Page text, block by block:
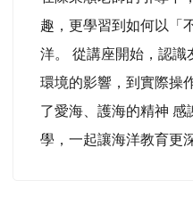
趣，更學習到如何以「
洋。 從講座開始，認
環境的影響，到實際操
了愛海、護海的精神
學，一起讓海洋教育更